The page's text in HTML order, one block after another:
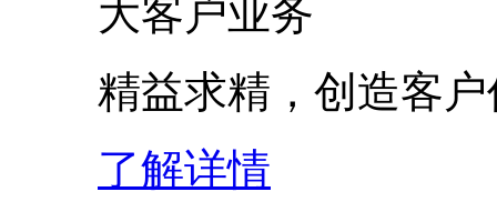
大客户业务
精益求精，创造客
了解详情